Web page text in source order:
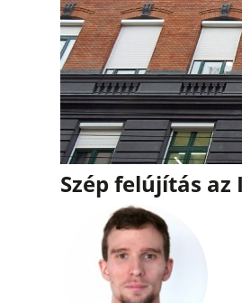
Szép felújítás